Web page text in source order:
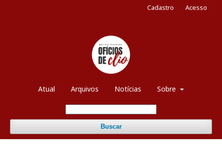
Atual Arquivos Notícias Sobre
Buscar
Cadastro Acesso